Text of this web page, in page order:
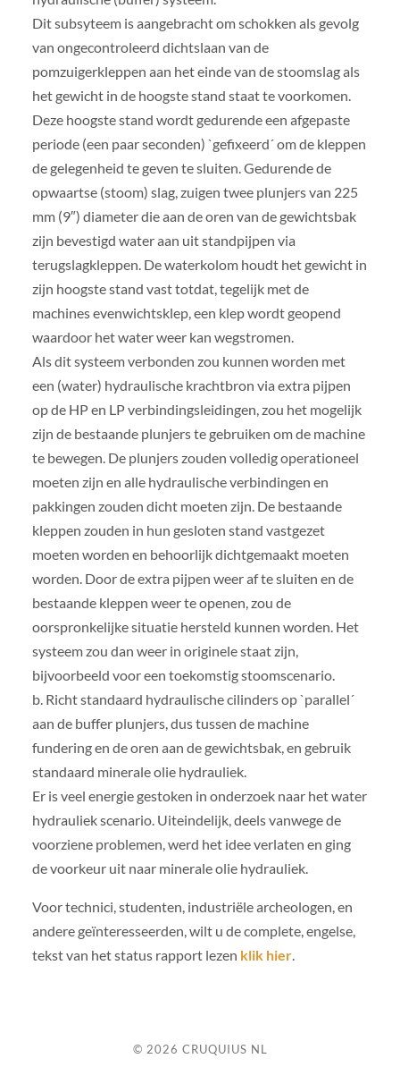
Dit subsyteem is aangebracht om schokken als gevolg
van ongecontroleerd dichtslaan van de
pomzuigerkleppen aan het einde van de stoomslag als
het gewicht in de hoogste stand staat te voorkomen.
Deze hoogste stand wordt gedurende een afgepaste
periode (een paar seconden) `gefixeerd´ om de kleppen
de gelegenheid te geven te sluiten. Gedurende de
opwaartse (stoom) slag, zuigen twee plunjers van 225
mm (9″) diameter die aan de oren van de gewichtsbak
zijn bevestigd water aan uit standpijpen via
terugslagkleppen. De waterkolom houdt het gewicht in
zijn hoogste stand vast totdat, tegelijk met de
machines evenwichtsklep, een klep wordt geopend
waardoor het water weer kan wegstromen.
Als dit systeem verbonden zou kunnen worden met
een (water) hydraulische krachtbron via extra pijpen
op de HP en LP verbindingsleidingen, zou het mogelijk
zijn de bestaande plunjers te gebruiken om de machine
te bewegen. De plunjers zouden volledig operationeel
moeten zijn en alle hydraulische verbindingen en
pakkingen zouden dicht moeten zijn. De bestaande
kleppen zouden in hun gesloten stand vastgezet
moeten worden en behoorlijk dichtgemaakt moeten
worden. Door de extra pijpen weer af te sluiten en de
bestaande kleppen weer te openen, zou de
oorspronkelijke situatie hersteld kunnen worden. Het
systeem zou dan weer in originele staat zijn,
bijvoorbeeld voor een toekomstig stoomscenario.
b. Richt standaard hydraulische cilinders op `parallel´
aan de buffer plunjers, dus tussen de machine
fundering en de oren aan de gewichtsbak, en gebruik
standaard minerale olie hydrauliek.
Er is veel energie gestoken in onderzoek naar het water
hydrauliek scenario. Uiteindelijk, deels vanwege de
voorziene problemen, werd het idee verlaten en ging
de voorkeur uit naar minerale olie hydrauliek.
Voor technici, studenten, industriële archeologen, en
andere geïnteresseerden, wilt u de complete, engelse,
tekst van het status rapport lezen klik hier.
© 2026 CRUQUIUS NL